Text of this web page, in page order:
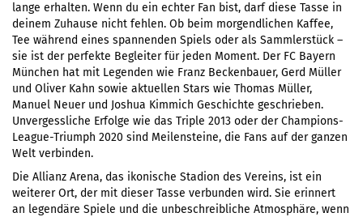
lange erhalten. Wenn du ein echter Fan bist, darf diese Tasse in
deinem Zuhause nicht fehlen. Ob beim morgendlichen Kaffee,
Tee während eines spannenden Spiels oder als Sammlerstück –
sie ist der perfekte Begleiter für jeden Moment. Der FC Bayern
München hat mit Legenden wie Franz Beckenbauer, Gerd Müller
und Oliver Kahn sowie aktuellen Stars wie Thomas Müller,
Manuel Neuer und Joshua Kimmich Geschichte geschrieben.
Unvergessliche Erfolge wie das Triple 2013 oder der Champions-
League-Triumph 2020 sind Meilensteine, die Fans auf der ganzen
Welt verbinden.
Die Allianz Arena, das ikonische Stadion des Vereins, ist ein
weiterer Ort, der mit dieser Tasse verbunden wird. Sie erinnert
an legendäre Spiele und die unbeschreibliche Atmosphäre, wenn